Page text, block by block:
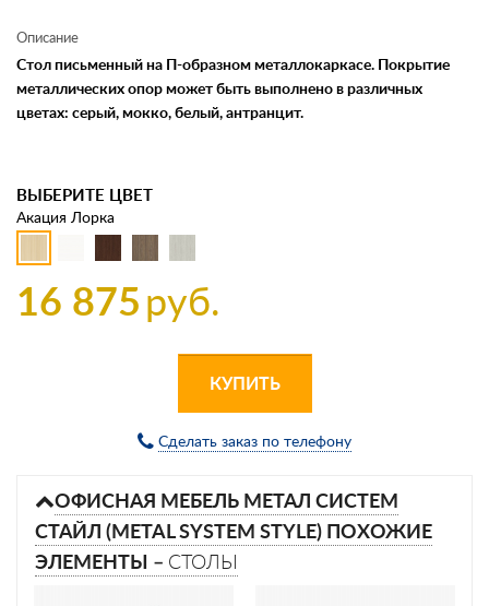
Описание
Стол письменный на П-образном металлокаркасе. Покрытие
металлических опор может быть выполнено в различных
цветах: серый, мокко, белый, антранцит.
ВЫБЕРИТЕ ЦВЕТ
Акация Лорка
16 875руб.
КУПИТЬ
Сделать заказ по телефону
ОФИСНАЯ МЕБЕЛЬ МЕТАЛ СИСТЕМ
СТАЙЛ (METAL SYSTEM STYLE) ПОХОЖИЕ
ЭЛЕМЕНТЫ – СТОЛЫ